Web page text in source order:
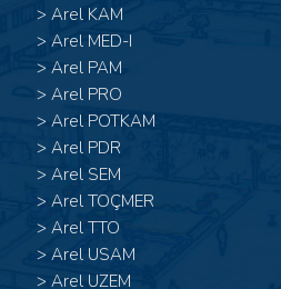
> Arel KAM
> Arel MED-I
> Arel PAM
> Arel PRO
> Arel POTKAM
> Arel PDR
> Arel SEM
> Arel TOÇMER
> Arel TTO
> Arel USAM
> Arel UZEM